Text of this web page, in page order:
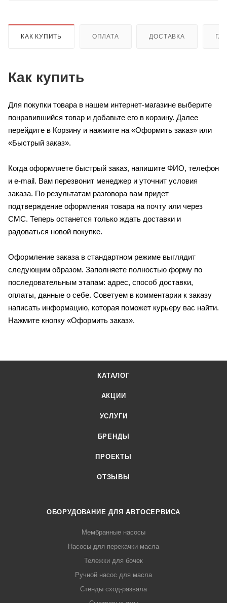
КАК КУПИТЬ ОПЛАТА ДОСТАВКА
Как купить
Для покупки товара в нашем интернет-магазине выберите
понравившийся товар и добавьте его в корзину. Далее
перейдите в Корзину и нажмите на «Оформить заказ» или
«Быстрый заказ».
Когда оформляете быстрый заказ, напишите ФИО, телефон
и e-mail. Вам перезвонит менеджер и уточнит условия
заказа. По результатам разговора вам придет
подтверждение оформления товара на почту или через
СМС. Теперь останется только ждать доставки и
радоваться новой покупке.
Оформление заказа в стандартном режиме выглядит
следующим образом. Заполняете полностью форму по
последовательным этапам: адрес, способ доставки,
оплаты, данные о себе. Советуем в комментарии к заказу
написать информацию, которая поможет курьеру вас найти.
Нажмите кнопку «Оформить заказ».
КАТАЛОГ
АКЦИИ
УСЛУГИ
БРЕНДЫ
ПРОЕКТЫ
ОТЗЫВЫ
ОБОРУДОВАНИЕ ДЛЯ АВТОСЕРВИСА
Мембранные насосы
Насосы для перекачки масла
Тележки для бочек
Ручной насос для масла
Стенды сход-развала